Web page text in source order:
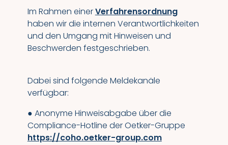
Im Rahmen einerVerfahrensordnung
haben wir die internen Verantwortlichkeiten
und den Umgang mit Hinweisen und
Beschwerden festgeschrieben.
Dabei sind folgende Meldekanäle
verfügbar:
● Anonyme Hinweisabgabe über die
Compliance-Hotline der Oetker-Gruppe
https://coho.oetker-group.com